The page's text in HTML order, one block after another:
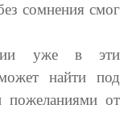
сомнения смог
уже в эти
найти под
пожеланиями от